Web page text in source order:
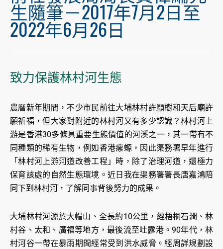
生隨筆－2017年7月2日至
2022年6月26日
致力保護林村河生態
農曆新年期間，不少市民前往大埔林村許願樹和天后廟許
願祈福，但大家對附近的林村河又有多少認識？林村河上
游是香港30多條具重要生態價值的河溪之一，其一帶有不
同種類的稀有生物，例如香港瘰螈，因此渠務署早年進行
「林村河上游河道改善工程」時，除了治理河道，還極力
保育該處的自然生態環境。近日我在渠務署署長唐嘉鴻陪
同下到林村河，了解同事背後努力的成果。
大埔林村河源於大帽山、全長約10公里，經梧桐石澗、林
村谷、太和、廣福等地方，最後流至吐露港。90年代，林
村河谷一帶在暴雨期間經常受到洪水威脅。經周詳規劃設